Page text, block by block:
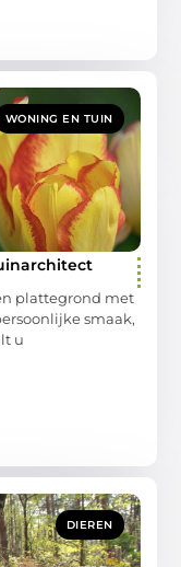
WONING EN TUIN
plattegrond met
smaak,
u
DIEREN